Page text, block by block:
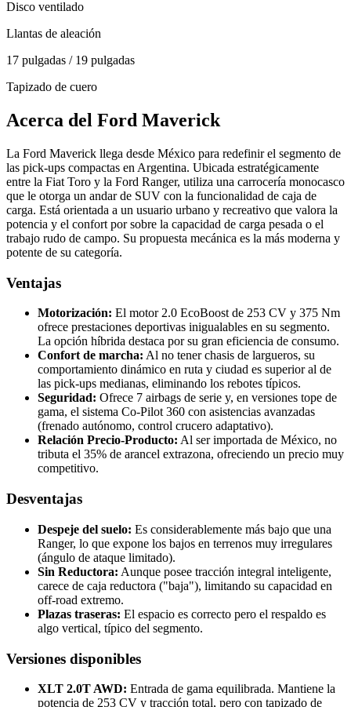
Disco ventilado
Llantas de aleación
17 pulgadas / 19 pulgadas
Tapizado de cuero
Acerca del Ford Maverick
La Ford Maverick llega desde México para redefinir el segmento de
las pick-ups compactas en Argentina. Ubicada estratégicamente
entre la Fiat Toro y la Ford Ranger, utiliza una carrocería monocasco
que le otorga un andar de SUV con la funcionalidad de caja de
carga. Está orientada a un usuario urbano y recreativo que valora la
potencia y el confort por sobre la capacidad de carga pesada o el
trabajo rudo de campo. Su propuesta mecánica es la más moderna y
potente de su categoría.
Ventajas
Motorización: El motor 2.0 EcoBoost de 253 CV y 375 Nm
ofrece prestaciones deportivas inigualables en su segmento.
La opción híbrida destaca por su gran eficiencia de consumo.
Confort de marcha: Al no tener chasis de largueros, su
comportamiento dinámico en ruta y ciudad es superior al de
las pick-ups medianas, eliminando los rebotes típicos.
Seguridad: Ofrece 7 airbags de serie y, en versiones tope de
gama, el sistema Co-Pilot 360 con asistencias avanzadas
(frenado autónomo, control crucero adaptativo).
Relación Precio-Producto: Al ser importada de México, no
tributa el 35% de arancel extrazona, ofreciendo un precio muy
competitivo.
Desventajas
Despeje del suelo: Es considerablemente más bajo que una
Ranger, lo que expone los bajos en terrenos muy irregulares
(ángulo de ataque limitado).
Sin Reductora: Aunque posee tracción integral inteligente,
carece de caja reductora ("baja"), limitando su capacidad en
off-road extremo.
Plazas traseras: El espacio es correcto pero el respaldo es
algo vertical, típico del segmento.
Versiones disponibles
XLT 2.0T AWD: Entrada de gama equilibrada. Mantiene la
potencia de 253 CV y tracción total, pero con tapizado de